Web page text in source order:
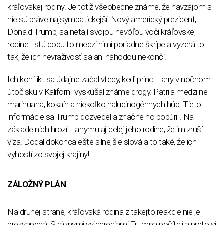
kráľovskej rodiny. Je totiž všeobecne známe, že navzájom si
nie sú práve najsympatickejší. Nový americký prezident,
Donald Trump, sa netají svojou nevôľou voči kráľovskej
rodine. Istú dobu to medzi nimi poriadne škrípe a vyzerá to
tak, že ich nevraživosť sa ani náhodou nekončí.
Ich konflikt sa údajne začal vtedy, keď princ Harry v nočnom
útočisku v Kalifornii vyskúšal známe drogy. Patrila medzi ne
marihuana, kokaín a niekoľko halucinogénnych húb. Tieto
informácie sa Trump dozvedel a značne ho pobúrili. Na
základe nich hrozí Harrymu aj celej jeho rodine, že im zruší
víza. Dodal dokonca ešte silnejšie slová a to také, že ich
vyhostí zo svojej krajiny!
ZÁLOŽNÝ PLÁN
Na druhej strane, kráľovská rodina z takejto reakcie nie je